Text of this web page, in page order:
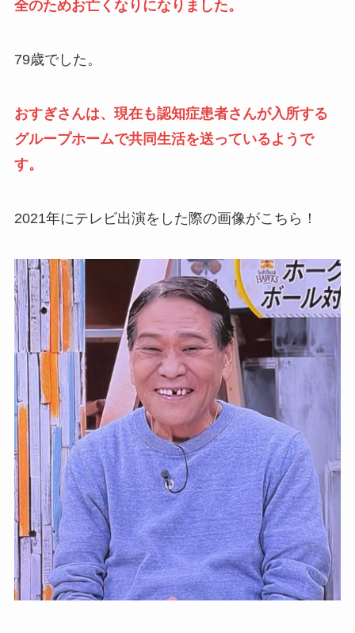
全のためお亡くなりになりました。
79歳でした。
おすぎさんは、現在も認知症患者さんが入所する
グループホームで共同生活を送っているようで
す。
2021年にテレビ出演をした際の画像がこちら！